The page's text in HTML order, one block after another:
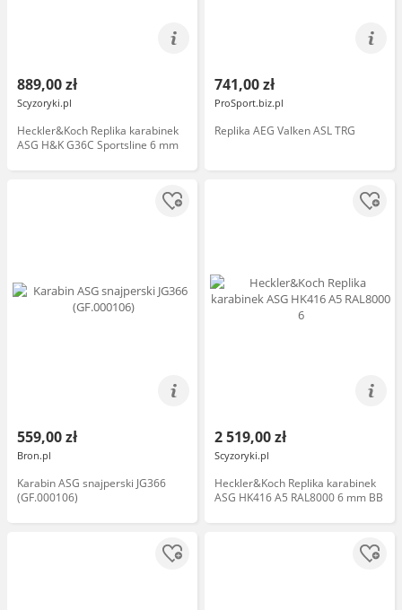
889,00 zł
Scyzoryki.pl
Heckler&Koch Replika karabinek
ASG H&K G36C Sportsline 6 mm
741,00 zł
ProSport.biz.pl
Replika AEG Valken ASL TRG
559,00 zł
Bron.pl
Karabin ASG snajperski JG366
(GF.000106)
2 519,00 zł
Scyzoryki.pl
Heckler&Koch Replika karabinek
ASG HK416 A5 RAL8000 6 mm BB